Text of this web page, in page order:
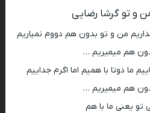
و تو گرشا رضایی
من و تو بدون هم دووم نمیاریم
هم میمیریم …
ما دوتا با همیم اما اگرم جداییم
هم میمیریم …
یعنی ما با هم